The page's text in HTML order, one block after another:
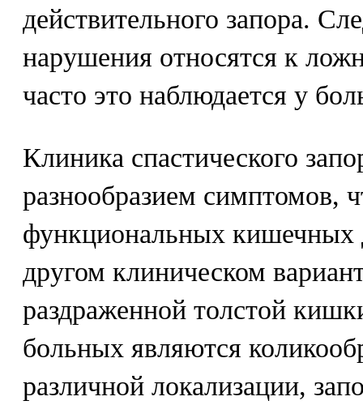
действительного запора.
нарушения относятся к
часто это наблюдается у
Клиника спастического
разнообразием симптомов,
функциональных кишечных
другом клиническом
раздраженной толстой
больных являются
различной локализации,